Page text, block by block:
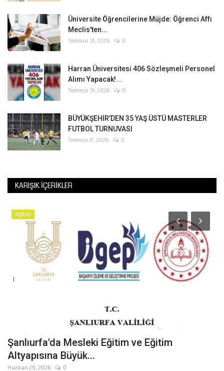
Üniversite Öğrencilerine Müjde: Öğrenci Affı
Meclis'ten...
Temmuz 31, 2026 0
Harran Üniversitesi 406 Sözleşmeli Personel
Alımı Yapacak!...
Temmuz 31, 2026 0
BÜYÜKŞEHİR’DEN 35 YAŞ ÜSTÜ MASTERLER
FUTBOL TURNUVASI
Temmuz 17, 2026 0
KARIŞIK İÇERIKLER
Eğitim
Şanlıurfa'da Mesleki Eğitim ve Eğitim
Altyapısına Büyük...
Haziran 29, 2026 0